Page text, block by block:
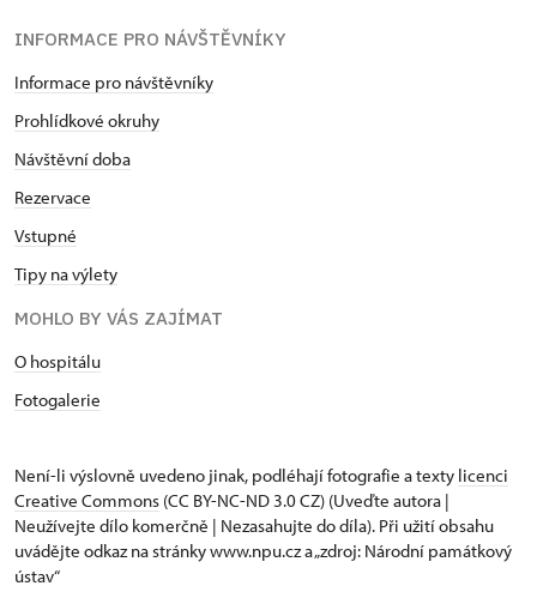
INFORMACE PRO NÁVŠTĚVNÍKY
Informace pro návštěvníky
Prohlídkové okruhy
Návštěvní doba
Rezervace
Vstupné
Tipy na výlety
MOHLO BY VÁS ZAJÍMAT
O hospitálu
Fotogalerie
Není-li výslovně uvedeno jinak, podléhají fotografie a texty licenci
Creative Commons (CC BY-NC-ND 3.0 CZ) (Uveďte autora |
Neužívejte dílo komerčně | Nezasahujte do díla). Při užití obsahu
uvádějte odkaz na stránky www.npu.cz a „zdroj: Národní památkový
ústav“